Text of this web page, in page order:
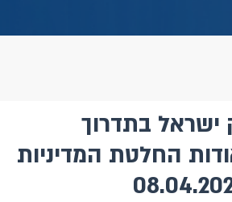
ישראל בתדרוך
החלטת המדיניות